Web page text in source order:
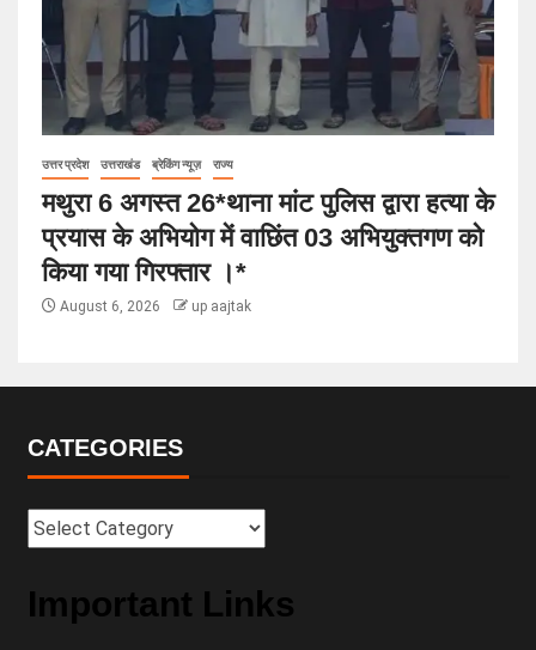
उत्तर प्रदेश उत्तराखंड ब्रेकिंग न्यूज़ राज्य
मथुरा 6 अगस्त 26*थाना मांट पुलिस द्वारा हत्या के
प्रयास के अभियोग में वाछिंत 03 अभियुक्तगण को
किया गया गिरफ्तार ।*
August 6, 2026 up aajtak
CATEGORIES
Important Links